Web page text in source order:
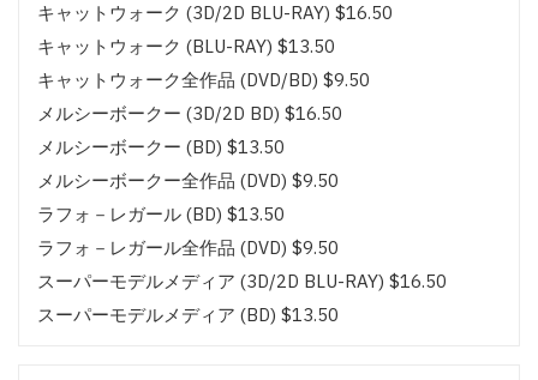
キャットウォーク (3D/2D BLU-RAY) $16.50
キャットウォーク (BLU-RAY) $13.50
キャットウォーク全作品 (DVD/BD) $9.50
メルシーボークー (3D/2D BD) $16.50
メルシーボークー (BD) $13.50
メルシーボークー全作品 (DVD) $9.50
ラフォ－レガール (BD) $13.50
ラフォ－レガール全作品 (DVD) $9.50
スーパーモデルメディア (3D/2D BLU-RAY) $16.50
スーパーモデルメディア (BD) $13.50